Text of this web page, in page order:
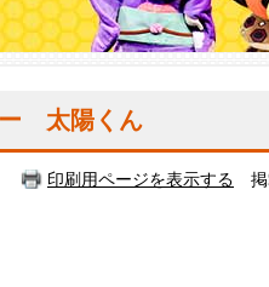
ー 太陽くん
印刷用ページを表示する 掲